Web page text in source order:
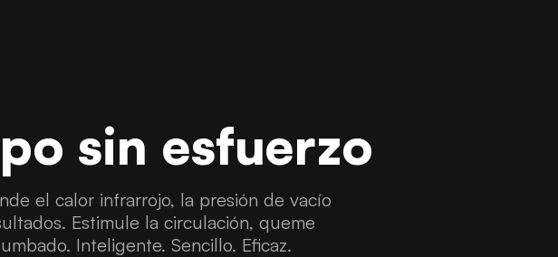
sin esfuerzo
el calor infrarrojo, la presión de vacío
Estimule la circulación, queme
Inteligente. Sencillo. Eficaz.